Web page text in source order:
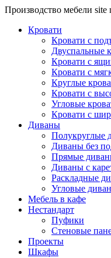
Производство мебели site
Кровати
Кровати с
Двуспальные
Кровати с
Кровати с
Круглые
Кровати с
Угловые
Кровати с
Диваны
Полукруглые
Диваны без
Прямые
Диваны с
Раскладные
Угловые
Мебель в кафе
Нестандарт
Пуфики
Стеновые
Проекты
Шкафы